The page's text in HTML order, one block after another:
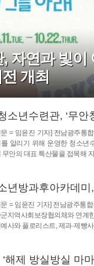
자연과 빛이
개최
소년수련관, ‘무안
문 = 임윤진 기자] 전남광주통
알리기 위해 운영한 청소년
무안의 대표 특산물을 접목해
년방과후아카데미
= 임윤진 기자] 전남광주통
지역사회보장협의체와 연계
사와 플로리스트, 제과·제빵
해제 방실방실 마